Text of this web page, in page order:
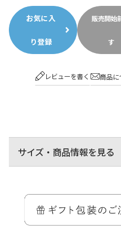
お気に入
り登録
販売開始
す
レビューを書く 商品に
サイズ・商品情報を見る
使いやすいポケット、小技の効いたボ
コーデュラ（R）糸と再生PETのリサ
にやさしいファブリックを使用したシ